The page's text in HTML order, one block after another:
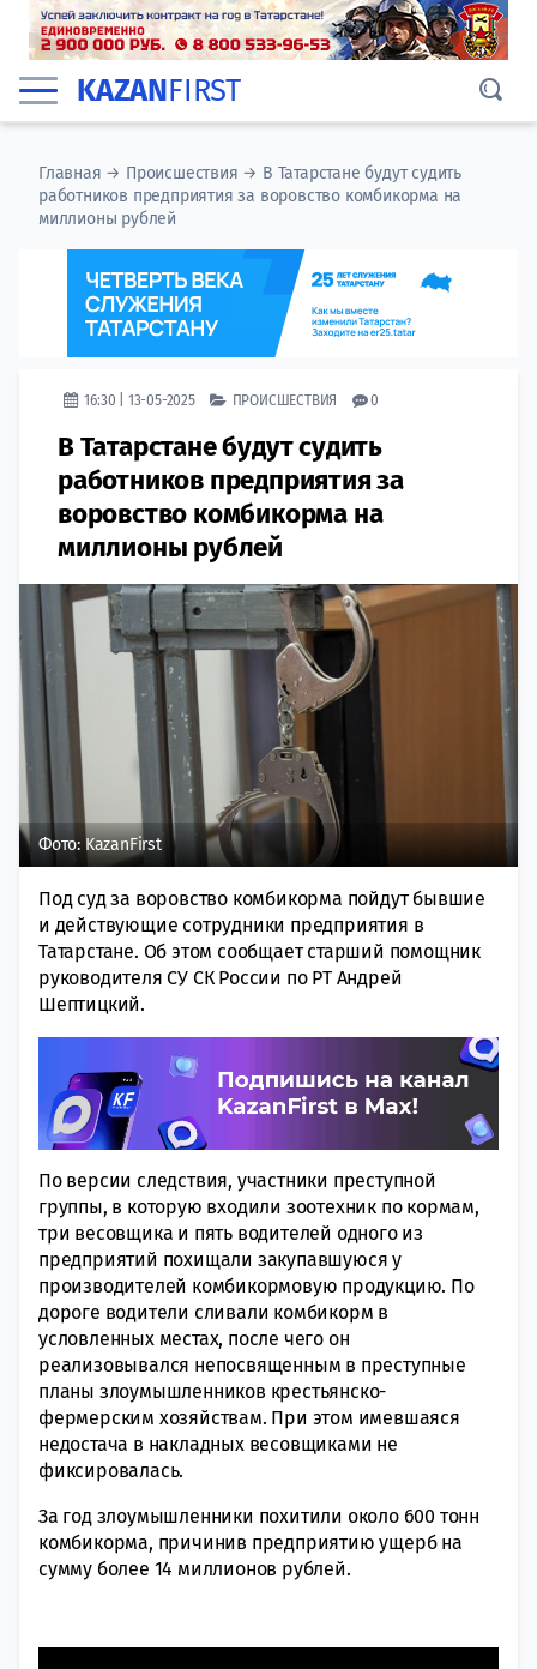
KAZANFIRST
Главная → Происшествия → В Татарстане будут судить
работников предприятия за воровство комбикорма на
миллионы рублей
16:30 | 13-05-2025 ПРОИСШЕСТВИЯ 0
В Татарстане будут судить
работников предприятия за
воровство комбикорма на
миллионы рублей
Фото: KazanFirst
Под суд за воровство комбикорма пойдут бывшие
и действующие сотрудники предприятия в
Татарстане. Об этом сообщает старший помощник
руководителя СУ СК России по РТ Андрей
Шептицкий.
По версии следствия, участники преступной
группы, в которую входили зоотехник по кормам,
три весовщика и пять водителей одного из
предприятий похищали закупавшуюся у
производителей комбикормовую продукцию. По
дороге водители сливали комбикорм в
условленных местах, после чего он
реализовывался непосвященным в преступные
планы злоумышленников крестьянско-
фермерским хозяйствам. При этом имевшаяся
недостача в накладных весовщиками не
фиксировалась.
За год злоумышленники похитили около 600 тонн
комбикорма, причинив предприятию ущерб на
сумму более 14 миллионов рублей.